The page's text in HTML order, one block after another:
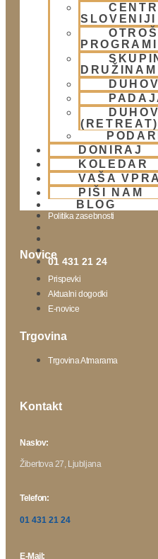
SLOVENIJI
PROGRAMI
(RETREAT)
DONIRAJ
KOLEDAR
VAŠA
PIŠI NAM
BLOG
01 431 21 24
Klikni gumb spodaj.
Doniraj
Obišči nas
Lokacija
Urnik templja
Nedeljsko srečanje
Parkiranje
Politika zasebnosti
Novice
Prispevki
Aktualni dogodki
E-novice
Trgovina
Trgovina Atmarama
Kontakt
Naslov:
Žibertova 27, Ljubljana
Telefon:
01 431 21 24
E-Mail: